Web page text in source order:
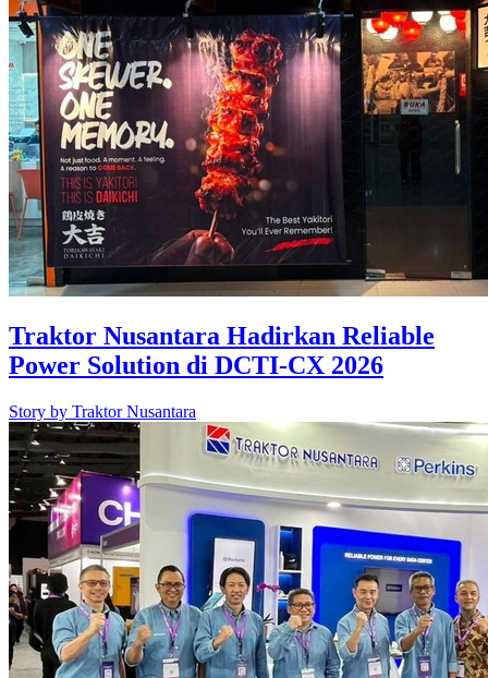
Traktor Nusantara Hadirkan Reliable
Power Solution di DCTI-CX 2026
Story by Traktor Nusantara